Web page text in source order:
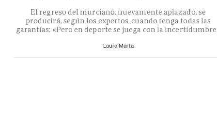
El regreso del murciano, nuevamente aplazado, se
producirá, según los expertos, cuando tenga todas las
garantías: «Pero en deporte se juega con la
Laura Marta